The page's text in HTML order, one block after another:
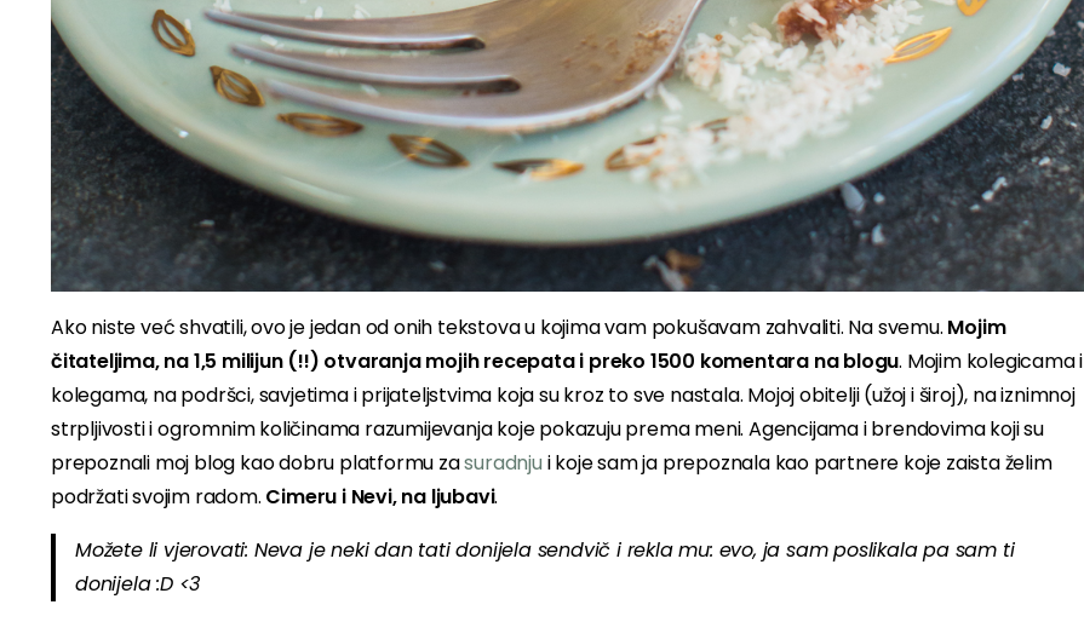
Ako niste već shvatili, ovo je jedan od onih tekstova u kojima vam pokušavam zahvaliti. Na svemu. Mojim
čitateljima, na 1,5 milijun (!!) otvaranja mojih recepata i preko 1500 komentara na blogu. Mojim kolegicama i
kolegama, na podršci, savjetima i prijateljstvima koja su kroz to sve nastala. Mojoj obitelji (užoj i široj), na iznimnoj
strpljivosti i ogromnim količinama razumijevanja koje pokazuju prema meni. Agencijama i brendovima koji su
prepoznali moj blog kao dobru platformu zasuradnju i koje sam ja prepoznala kao partnere koje zaista želim
podržati svojim radom. Cimeru i Nevi, na ljubavi.
Možete li vjerovati: Neva je neki dan tati donijela sendvič i rekla mu: evo, ja sam poslikala pa sam ti
donijela :D <3